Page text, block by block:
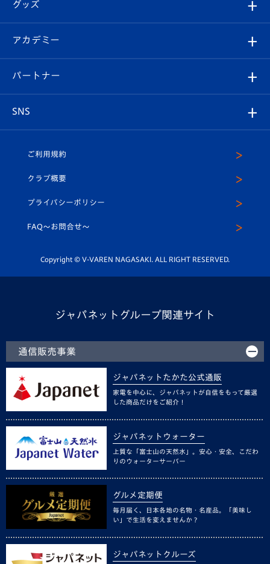
チケット
イベント
メディア
ホームタウン
スタッフプロフィール
マスコット紹介
平和祈念活動
ホームタウン活動
Revive Team
ヴィヴィくんの長崎おもてなしガイド
フォトギャラリー
スタジアムグルメ
V-LOVERS（ファンクラブ）
プレイヤーズスイート
グッズ
オンラインショップ
店舗情報
アカデミー
育成からのお知らせ
U-18
スクール
パートナー
SNS
ヴィヴィくんインスタグラム
公式LINE＠
ご利用規約
クラブ概要
プライバシーポリシー
FAQ〜お問合せ〜
Copyright © V-VAREN NAGASAKI. ALL RIGHT RESERVED.
ジャパネットグループ関連サイト
通信販売事業
ジャパネットたかた公式通販
家電を中心に、ジャパネットが自信をもって厳選
した商品だけをご紹介！
ジャパネットウォーター
上質な「富士山の天然水」。安心・安全、こだわ
りのウォーターサーバー
グルメ定期便
毎月届く、日本各地の名物・名産品。「美味し
い」で生活を変えませんか？
ジャパネットクルーズ